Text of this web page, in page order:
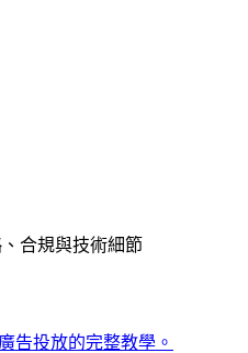
合規與技術細節
告投放的完整教學。